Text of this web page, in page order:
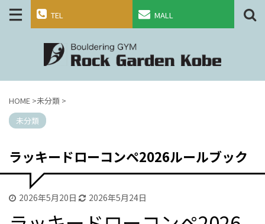
TEL MALL
HOME >未分類 >
未分類
ラッキードローコンペ2026ルールブック
2026年5月20日 2026年5月24日